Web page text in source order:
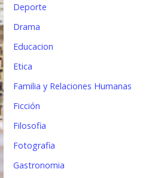
Deporte
Drama
Educacion
Etica
Familia y Relaciones Humanas
Ficción
Filosofia
Fotografia
Gastronomia